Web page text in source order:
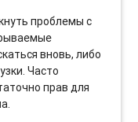
проблемы с
вновь, либо
Часто
прав для